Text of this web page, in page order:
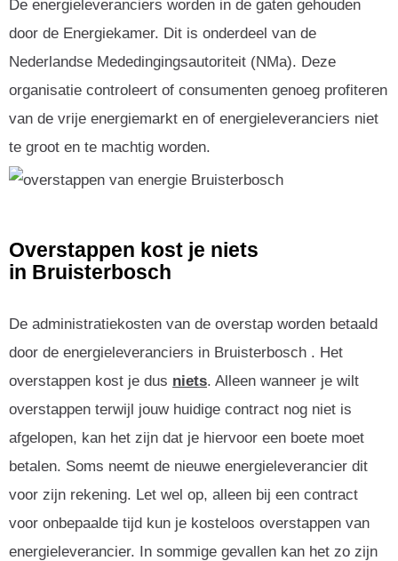
De energieleveranciers worden in de gaten gehouden
door de Energiekamer. Dit is onderdeel van de
Nederlandse Mededingingsautoriteit (NMa). Deze
organisatie controleert of consumenten genoeg profiteren
van de vrije energiemarkt en of energieleveranciers niet
te groot en te machtig worden.
Overstappen kost je niets
in Bruisterbosch
De administratiekosten van de overstap worden betaald
door de energieleveranciers in Bruisterbosch . Het
overstappen kost je dus niets. Alleen wanneer je wilt
overstappen terwijl jouw huidige contract nog niet is
afgelopen, kan het zijn dat je hiervoor een boete moet
betalen. Soms neemt de nieuwe energieleverancier dit
voor zijn rekening. Let wel op, alleen bij een contract
voor onbepaalde tijd kun je kosteloos overstappen van
energieleverancier. In sommige gevallen kan het zo zijn